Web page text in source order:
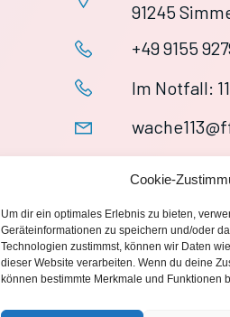
Cookie-
Um dir ein optimales Erlebnis zu bieten,
Geräteinformationen zu speichern und/oder
Technologien zustimmst, können wir Daten
dieser Website verarbeiten. Wenn du deine
können bestimmte Merkmale und Funktionen
91245
+49 9155
Im Notfall: